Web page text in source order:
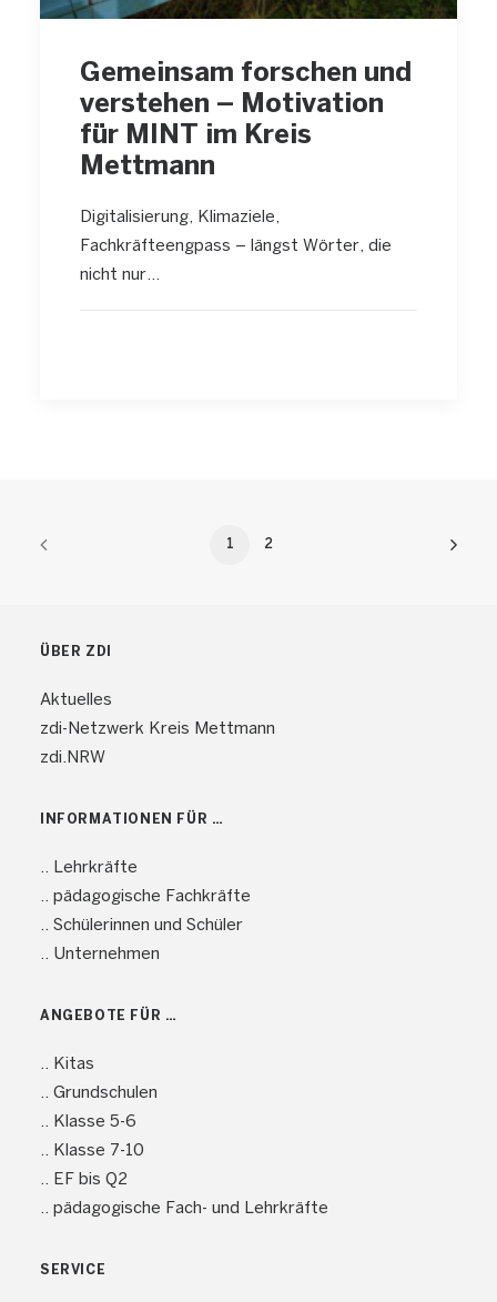
Gemeinsam forschen und
verstehen – Motivation
für MINT im Kreis
Mettmann
Digitalisierung, Klimaziele,
Fachkräfteengpass – längst Wörter, die
nicht nur…
1 2
ÜBER ZDI
Aktuelles
zdi-Netzwerk Kreis Mettmann
zdi.NRW
INFORMATIONEN FÜR …
.. Lehrkräfte
.. pädagogische Fachkräfte
.. Schülerinnen und Schüler
.. Unternehmen
ANGEBOTE FÜR …
.. Kitas
.. Grundschulen
.. Klasse 5-6
.. Klasse 7-10
.. EF bis Q2
.. pädagogische Fach- und Lehrkräfte
SERVICE